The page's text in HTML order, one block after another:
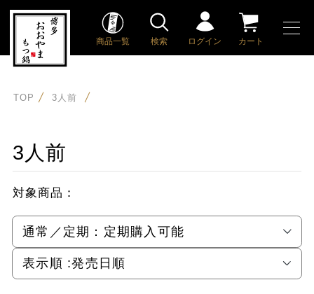
商品一覧 検索 ログイン カート
TOP 3人前
3人前
対象商品：
通常／定期： 定期購入可能
表示順 :発売日順